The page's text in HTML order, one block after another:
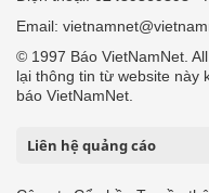
Email:
© 1997 Báo VietNamNet.
lại thông tin từ website này
báo VietNamNet.
Liên hệ quảng cáo